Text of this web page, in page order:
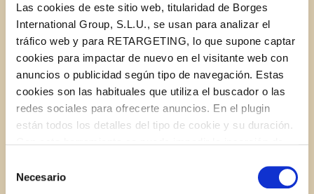
Las cookies de este sitio web, titularidad de Borges
International Group, S.L.U., se usan para analizar el
tráfico web y para RETARGETING, lo que supone captar
cookies para impactar de nuevo en el visitante web con
anuncios o publicidad según tipo de navegación. Estas
cookies son las habituales que utiliza el buscador o las
redes sociales para ofrecerte anuncios. En el plugin
están todos los detalles del tipo de cookie y su duración.
la web aparece cómo evitar las cookies en el navegador.
Necesario
¼ cupSTAR Extra Light Olive Oil
12 oz., beer – choice of flavor
1 4 oz. can of chopped green chilies